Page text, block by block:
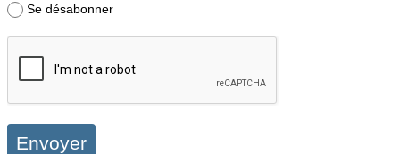
Se désabonner
Envoyer